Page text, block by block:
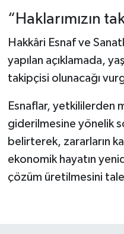
“Haklarımızın
Hakkâri Esnaf ve
yapılan açıklamada,
takipçisi olunacağı
Esnaflar, yetkililerden
giderilmesine yönelik
belirterek, zararların
ekonomik hayatın
çözüm üretilmesini